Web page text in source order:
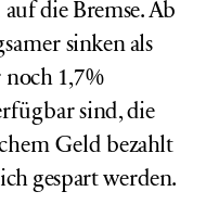
die Bremse. Ab
sinken als
noch 1,7%
sind, die
Geld bezahlt
gespart werden.